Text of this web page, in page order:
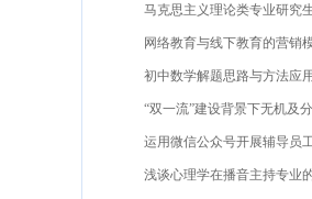
马克思主义理论类专业研究生
网络教育与线下教育的营销模
初中数学解题思路与方法应用
“双一流”建设背景下无机及分
运用微信公众号开展辅导员工
浅谈心理学在播音主持专业的